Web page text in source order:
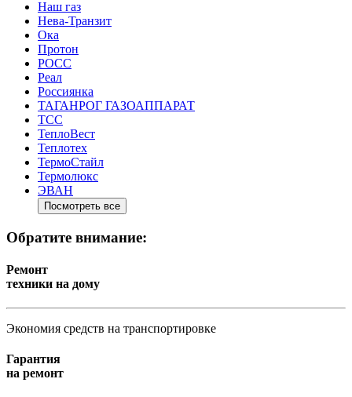
Наш газ
Нева-Транзит
Ока
Протон
РОСС
Реал
Россиянка
ТАГАНРОГ ГАЗОАППАРАТ
ТСС
ТеплоВест
Теплотех
ТермоСтайл
Термолюкс
ЭВАН
Посмотреть все
Обратите внимание:
Ремонт
техники на дому
Экономия средств на транспортировке
Гарантия
на ремонт